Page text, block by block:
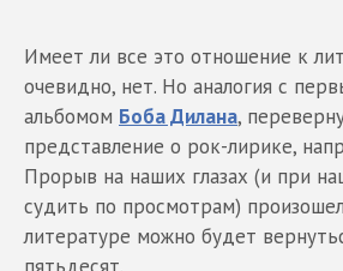
Имеет ли все это отношение к
очевидно, нет. Но аналогия с
альбомом Боба Дилана,
представление о рок-лирике,
Прорыв на наших глазах (и при
судить по просмотрам)
литературе можно будет